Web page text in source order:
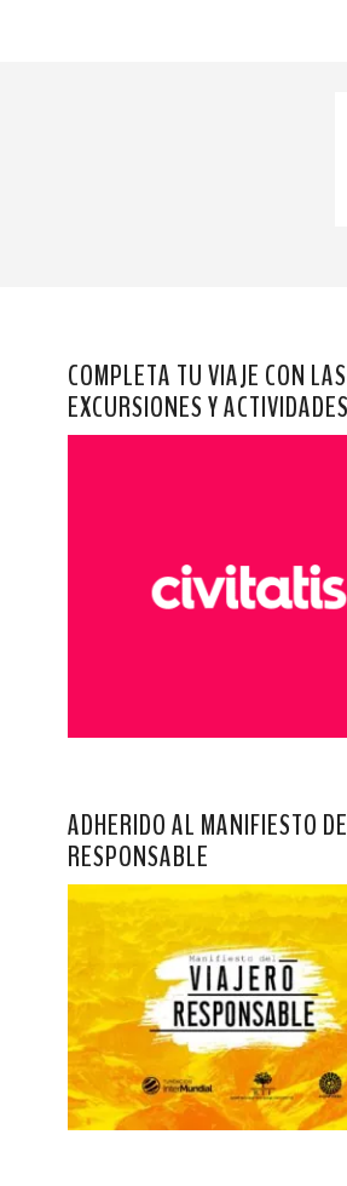
COMPLETA TU VIAJE CON
EXCURSIONES Y ACTIVIDADES
ADHERIDO AL MANIFIESTO
RESPONSABLE